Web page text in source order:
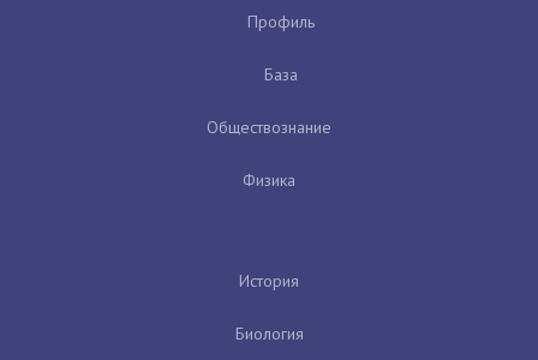
Профиль
База
Обществознание
Физика
История
Биология